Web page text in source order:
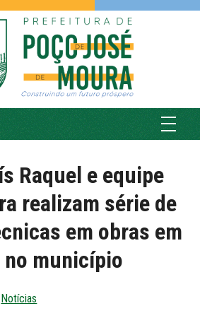
Raquel e equipe
realizam série de
em obras em
no município
Notícias